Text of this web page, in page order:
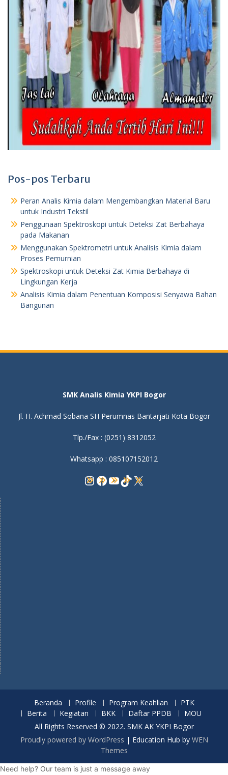
Pos-pos Terbaru
Peran Analis Kimia dalam Mengembangkan Material Baru
untuk Industri Tekstil
Penggunaan Spektroskopi untuk Deteksi Zat Berbahaya
pada Makanan
Menggunakan Spektrometri untuk Analisis Kimia dalam
Proses Pemurnian
Spektroskopi untuk Deteksi Zat Kimia Berbahaya di
Lingkungan Kerja
Analisis Kimia dalam Penentuan Komposisi Senyawa Bahan
Bangunan
SMK Analis Kimia YKPI Bogor
Jl. H. Achmad Sobana SH Perumnas Bantarjati Kota Bogor
Tlp./Fax : (0251) 8312052
Whatsapp : 085107152012
Instagram
Facebook
YouTube
TikTok
X
Beranda Profile Program Keahlian
PTK
Berita
Kegiatan BKK Daftar PPDB
MOU
All Rights Reserved © 2022. SMK AK YKPI Bogor
Proudly powered by WordPress | Education Hub by WEN
Themes
Need help? Our team is just a message away